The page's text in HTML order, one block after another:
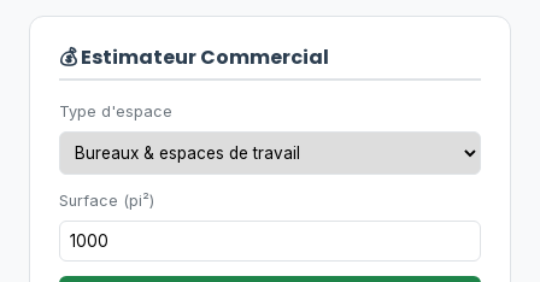
💰 Estimateur Commercial
Type d'espace
Surface (pi²)